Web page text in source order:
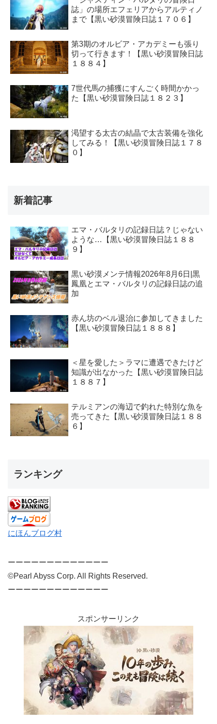
誌」の場所エフェリアからアルティノ
まで【黒い砂漠冒険日誌１７０６】
第3期のオルビア・アカデミーも張り
切って行きます！【黒い砂漠冒険日誌
１８８４】
7世代馬の捕獲にすんごく時間かかっ
た【黒い砂漠冒険日誌１８２３】
渇望する太古の結晶で太古装備を強化
してみる！【黒い砂漠冒険日誌１７８
０】
新着記事
エマ・バルタリの記録日誌？じゃない
ような…【黒い砂漠冒険日誌１８８
９】
黒い砂漠メンテ情報2026年8月6日|黒
鳳凰とエマ・バルタリの記録日誌の追
加
赤ん坊のベル退治に参加してきました
【黒い砂漠冒険日誌１８８８】
＜星を愛した＞ラマに遭遇できたけど
知識が出なかった【黒い砂漠冒険日誌
１８８７】
テルミアンの海辺で釣れた特別な魚を
売ってきた【黒い砂漠冒険日誌１８８
６】
ランキング
にほんブログ村
ーーーーーーーーーーーーー
©Pearl Abyss Corp. All Rights Reserved.
ーーーーーーーーーーーーー
スポンサーリンク